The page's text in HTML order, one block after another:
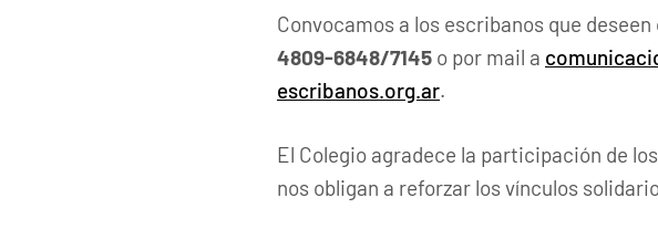
Convocamos a los escribanos que
4809-6848/7145 o por mail a
escribanos.org.ar.
El Colegio agradece la participación de
nos obligan a reforzar los vínculos